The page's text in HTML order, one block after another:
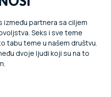
između partnera sa ciljem
Seks i sve teme
tabu teme u našem društvu.
dvoje ljudi koji su na to